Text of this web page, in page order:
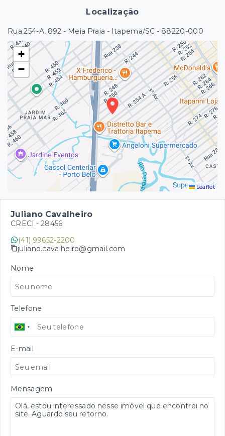
Localização
Rua 254-A, 892 - Meia Praia - Itapema/SC - 88220-000
+
−
Leaflet
Juliano Cavalheiro
CRECI - 28456
(41) 99652-2200
juliano.cavalheiro@gmail.com
Nome
Telefone
E-mail
Mensagem